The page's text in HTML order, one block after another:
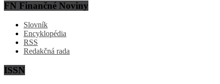
FN Finančné Noviny
Slovník
Encyklopédia
RSS
Redakčná rada
ISSN